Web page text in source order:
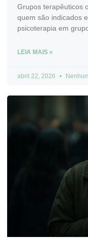
Grupos terapêuticos
quem são indicados
psicoterapia em
LEIA MAIS »
abril 22, 2026